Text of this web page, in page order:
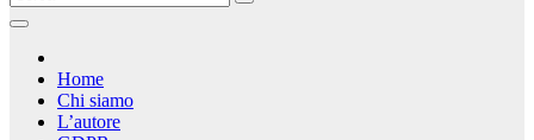
Home
Chi siamo
L’autore